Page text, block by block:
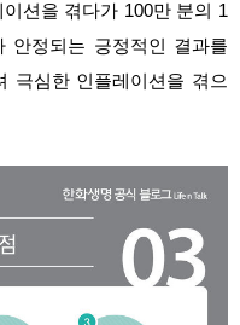
션을 겪다가 100만 분의 1
안정되는 긍정적인 결과를
극심한 인플레이션을 겪으